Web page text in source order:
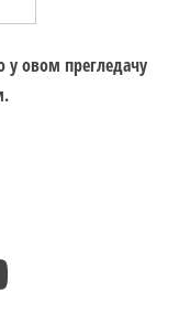
у овом прегледачу